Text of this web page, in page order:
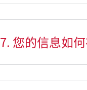
7. 您的信息如